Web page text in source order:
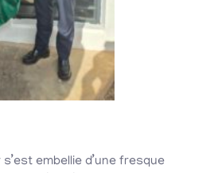
embellie d’une fresque